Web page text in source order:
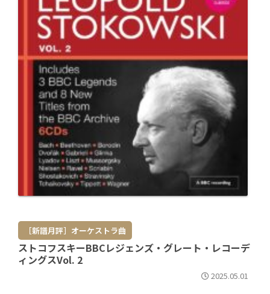
［新譜月評］オーケストラ曲
ストコフスキーBBCレジェンズ・グレート・レコーデ
ィングスVol. 2
2025.05.01